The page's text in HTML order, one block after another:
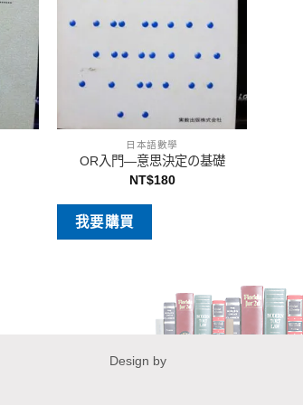
日本語數學
OR入門―意思決定の基礎
NT$180
我要購買
Design by